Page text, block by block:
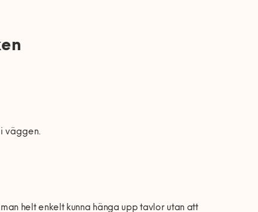
väggen.
helt enkelt kunna hänga upp tavlor utan att